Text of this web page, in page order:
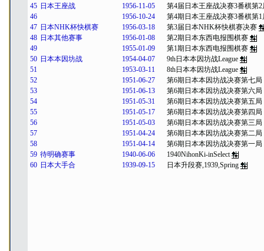
45 日本王座战 1956-11-05
第4届日本王座战决赛3番棋第2
46
1956-10-24
第4期日本王座战决赛3番棋第1
47 日本NHK杯快棋赛 1956-03-18
第3届日本NHK杯快棋赛决赛
48 日本其他赛事 1956-01-08
第2期日本东西电报围棋赛
49
1955-01-09
第1期日本东西电报围棋赛
50 日本本因坊战 1954-04-07
9th日本本因坊战League
51
1953-03-11
8th日本本因坊战League
52
1951-06-27
第6期日本本因坊战决赛第七局
53
1951-06-13
第6期日本本因坊战决赛第六局
54
1951-05-31
第6期日本本因坊战决赛第五局
55
1951-05-17
第6期日本本因坊战决赛第四局
56
1951-05-03
第6期日本本因坊战决赛第三局
57
1951-04-24
第6期日本本因坊战决赛第二局
58
1951-04-14
第6期日本本因坊战决赛第一局
59 待明确赛事 1940-06-06
1940NihonKi-inSelect
60 日本大手合 1939-09-15 日本升段赛,1939,Spring